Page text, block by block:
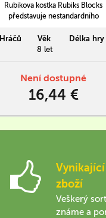
Rubikova kostka Rubiks Blocks
představuje nestandardního
3x3x3. S excentricky
umístěnou středovou osou a
několika pohybech hlavolam
šílený tvar.
Hráčů
Věk
8 let
Délka hry
Není dostupné
16,44 €
zboží
Veškerý
známe a